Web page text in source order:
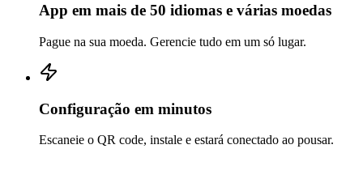
App em mais de 50 idiomas e várias moedas
Pague na sua moeda. Gerencie tudo em um só lugar.
Configuração em minutos
Escaneie o QR code, instale e estará conectado ao pousar.